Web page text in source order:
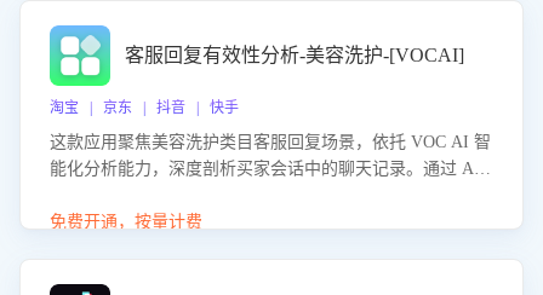
客服回复有效性分析-美容洗护-[VOCAI]
淘宝 | 京东 | 抖音 | 快手
这款应用聚焦美容洗护类目客服回复场景，依托 VOC AI 智
能化分析能力，深度剖析买家会话中的聊天记录。通过 AI
答的有效性与完整性，输出针对性改进策略，助力商家快速
免费开通，按量计费